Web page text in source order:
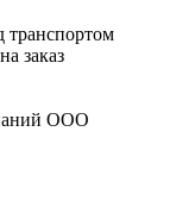
транспортом
заказ
ООО